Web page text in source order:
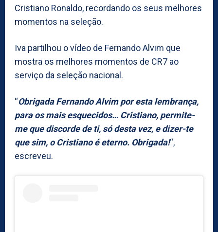
Cristiano Ronaldo, recordando os seus melhores
momentos na seleção.
Iva partilhou o vídeo de Fernando Alvim que
mostra os melhores momentos de CR7 ao
serviço da seleção nacional.
“Obrigada Fernando Alvim por esta lembrança,
para os mais esquecidos… Cristiano, permite-
me que discorde de ti, só desta vez, e dizer-te
que sim, o Cristiano é eterno. Obrigada!“,
escreveu.